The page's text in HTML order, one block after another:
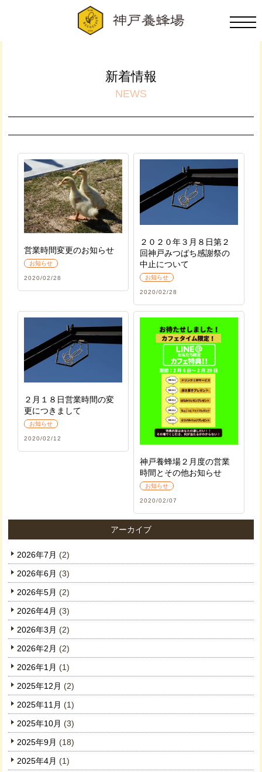
新着情報
NEWS
営業時間変更のお知らせ
お知らせ
2020/02/28
２０２０年３月８日第２
回神戸みつばち感謝祭の
中止について
お知らせ
2020/02/28
２月１８日営業時間の変
更につきまして
お知らせ
2020/02/12
神戸養蜂場２月度の営業
時間とその他お知らせ
お知らせ
2020/02/07
アーカイブ
2026年7月 (2)
2026年6月 (3)
2026年5月 (2)
2026年4月 (3)
2026年3月 (2)
2026年2月 (2)
2026年1月 (1)
2025年12月 (2)
2025年11月 (1)
2025年10月 (3)
2025年9月 (18)
2025年4月 (1)